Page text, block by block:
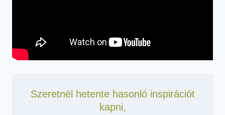
Szeretnél hetente hasonló inspirációt
kapni,